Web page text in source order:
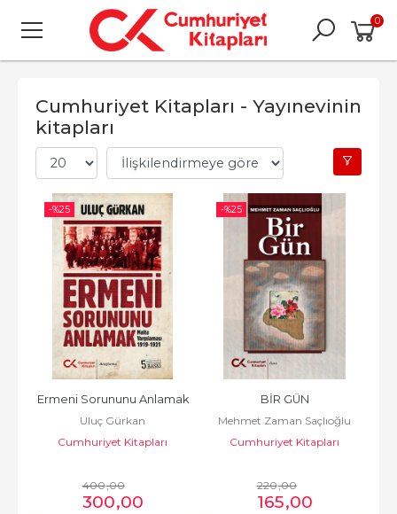
0
Cumhuriyet Kitapları - Yayınevinin
kitapları
-%25
Ermeni Sorununu Anlamak
Uluç Gürkan
Cumhuriyet Kitapları
400,00
300,00
-%25
BİR GÜN
Mehmet Zaman Saçlıoğlu
Cumhuriyet Kitapları
220,00
165,00